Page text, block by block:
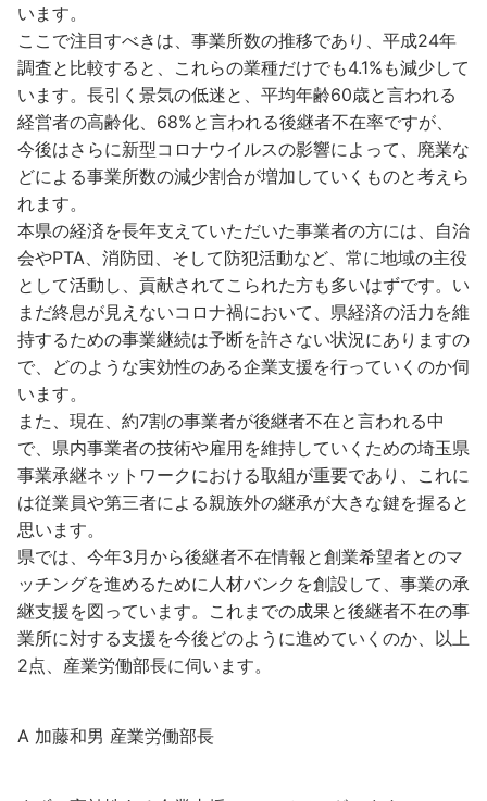
います。
ここで注目すべきは、事業所数の推移であり、平成24年
調査と比較すると、これらの業種だけでも4.1%も減少して
います。長引く景気の低迷と、平均年齢60歳と言われる
経営者の高齢化、68%と言われる後継者不在率ですが、
今後はさらに新型コロナウイルスの影響によって、廃業な
どによる事業所数の減少割合が増加していくものと考えら
れます。
本県の経済を長年支えていただいた事業者の方には、自治
会やPTA、消防団、そして防犯活動など、常に地域の主役
として活動し、貢献されてこられた方も多いはずです。い
まだ終息が見えないコロナ禍において、県経済の活力を維
持するための事業継続は予断を許さない状況にありますの
で、どのような実効性のある企業支援を行っていくのか伺
います。
また、現在、約7割の事業者が後継者不在と言われる中
で、県内事業者の技術や雇用を維持していくための埼玉県
事業承継ネットワークにおける取組が重要であり、これに
は従業員や第三者による親族外の継承が大きな鍵を握ると
思います。
県では、今年3月から後継者不在情報と創業希望者とのマ
ッチングを進めるために人材バンクを創設して、事業の承
継支援を図っています。これまでの成果と後継者不在の事
業所に対する支援を今後どのように進めていくのか、以上
2点、産業労働部長に伺います。
A 加藤和男 産業労働部長